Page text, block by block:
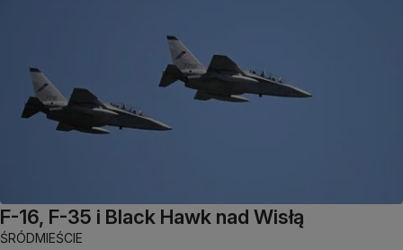
F-16, F-35 i Black Hawk nad Wisłą
ŚRÓDMIEŚCIE